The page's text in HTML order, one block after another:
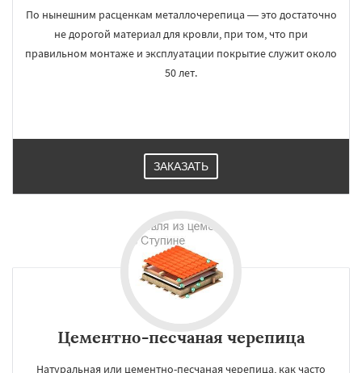
По нынешним расценкам металлочерепица — это достаточно
не дорогой материал для кровли, при том, что при
правильном монтаже и эксплуатации покрытие служит около
50 лет.
ЗАКАЗАТЬ
Цементно-песчаная черепица
Натуральная или цементно-песчаная черепица, как часто